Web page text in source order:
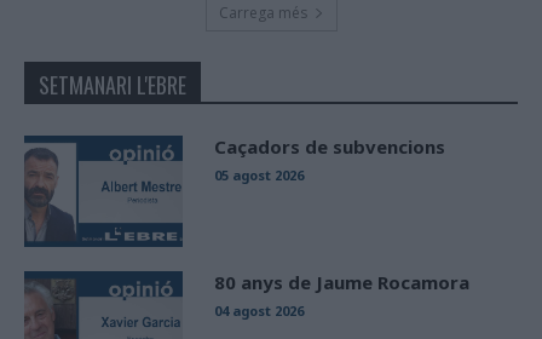
Carrega més
SETMANARI L'EBRE
Caçadors de subvencions
05 agost 2026
80 anys de Jaume Rocamora
04 agost 2026